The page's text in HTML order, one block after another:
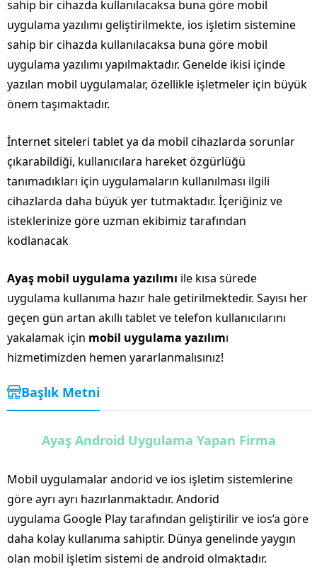
sahip bir cihazda kullanılacaksa buna göre mobil
uygulama yazılımı geliştirilmekte, ios işletim sistemine
sahip bir cihazda kullanılacaksa buna göre mobil
uygulama yazılımı yapılmaktadır. Genelde ikisi içinde
yazılan mobil uygulamalar, özellikle işletmeler için büyük
önem taşımaktadır.
İnternet siteleri tablet ya da mobil cihazlarda sorunlar
çıkarabildiği, kullanıcılara hareket özgürlüğü
tanımadıkları için uygulamaların kullanılması ilgili
cihazlarda daha büyük yer tutmaktadır. İçeriğiniz ve
isteklerinize göre uzman ekibimiz tarafından
kodlanacak
Ayaş mobil uygulama yazılımı ile kısa sürede
uygulama kullanıma hazır hale getirilmektedir. Sayısı her
geçen gün artan akıllı tablet ve telefon kullanıcılarını
yakalamak için mobil uygulama yazılımı
hizmetimizden hemen yararlanmalısınız!
Başlık Metni
Ayaş Android Uygulama Yapan Firma
Mobil uygulamalar andorid ve ios işletim sistemlerine
göre ayrı ayrı hazırlanmaktadır. Andorid
uygulama Google Play tarafından geliştirilir ve ios’a göre
daha kolay kullanıma sahiptir. Dünya genelinde yaygın
olan mobil işletim sistemi de android olmaktadır.